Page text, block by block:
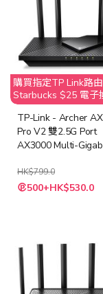
購買指定TP Link路
Starbucks $25 電子
接受取消訂單；客人
贈品 Starbucks $25
TP-Link - Archer
Pro V2 雙2.5G Port
AX3000 Multi-
HK$799.0
特
殊 500+HK$530.0